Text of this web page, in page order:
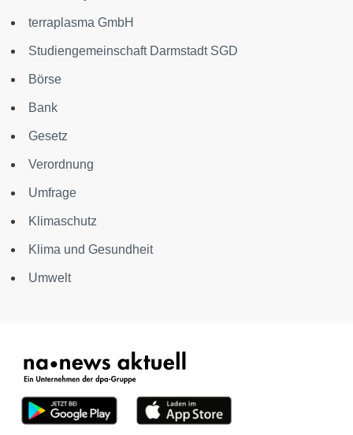
terraplasma GmbH
Studiengemeinschaft Darmstadt SGD
Börse
Bank
Gesetz
Verordnung
Umfrage
Klimaschutz
Klima und Gesundheit
Umwelt